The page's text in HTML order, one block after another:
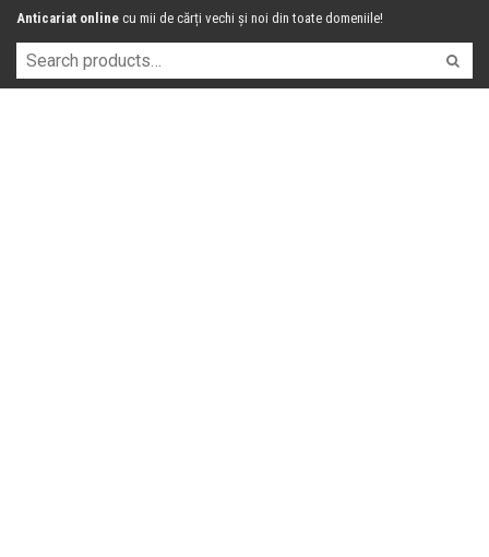
Anticariat online cu mii de cărți vechi și noi din toate domeniile!